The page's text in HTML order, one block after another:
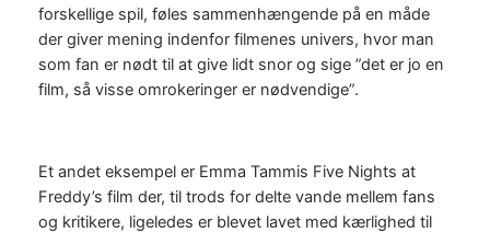
forskellige spil, føles sammenhængende på en måde
der giver mening indenfor filmenes univers, hvor man
som fan er nødt til at give lidt snor og sige ”det er jo en
film, så visse omrokeringer er nødvendige”.
Et andet eksempel er Emma Tammis Five Nights at
Freddy’s film der, til trods for delte vande mellem fans
og kritikere, ligeledes er blevet lavet med kærlighed til